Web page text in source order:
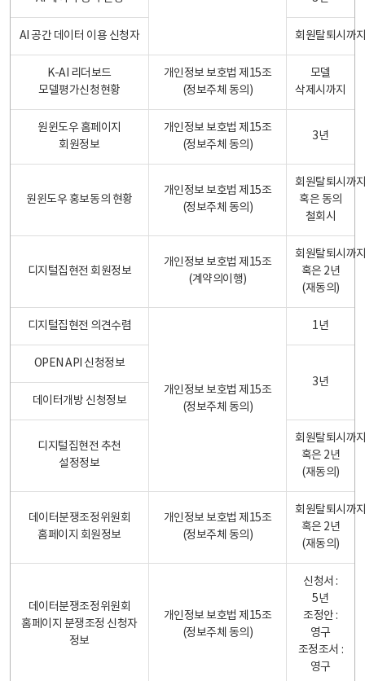
AI 공간 데이터 이용 신청자 회원탈퇴시까
K-AI 리더보드
모델평가신청현황
개인정보 보호법 제15조
(정보주체 동의)
모델
삭제시까지
원윈도우 홈페이지
회원정보
개인정보 보호법 제15조
(정보주체 동의)
3년
원윈도우 홍보동의 현황
개인정보 보호법 제15조
(정보주체 동의)
회원탈퇴시까
혹은 동의
철회시
디지털집현전 회원정보
개인정보 보호법 제15조
(계약의이행)
회원탈퇴시까
혹은 2년
(재동의)
디지털집현전 의견수렴
개인정보 보호법 제15조
(정보주체 동의)
1년
OPEN API 신청정보
3년
데이터개방 신청정보
디지털집현전 추천
설정정보
회원탈퇴시까
혹은 2년
(재동의)
데이터분쟁조정위원회
홈페이지 회원정보
개인정보 보호법 제15조
(정보주체 동의)
회원탈퇴시까
혹은 2년
(재동의)
데이터분쟁조정위원회
홈페이지 분쟁조정 신청자
정보
개인정보 보호법 제15조
(정보주체 동의)
신청서 :
5년
조정안 :
영구
조정조서 :
영구